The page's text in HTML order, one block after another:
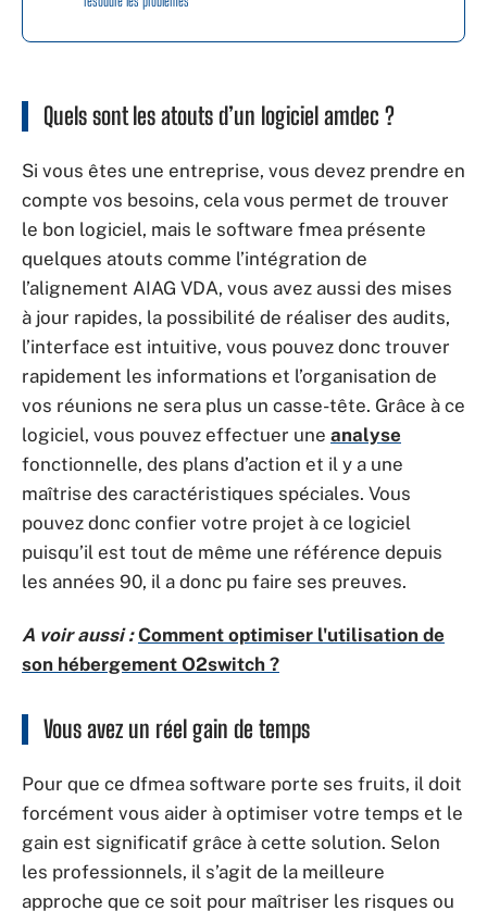
Quels sont les atouts d’un logiciel amdec ?
Si vous êtes une entreprise, vous devez prendre en
compte vos besoins, cela vous permet de trouver
le bon logiciel, mais le software fmea présente
quelques atouts comme l’intégration de
l’alignement AIAG VDA, vous avez aussi des mises
à jour rapides, la possibilité de réaliser des audits,
l’interface est intuitive, vous pouvez donc trouver
rapidement les informations et l’organisation de
vos réunions ne sera plus un casse-tête. Grâce à ce
logiciel, vous pouvez effectuer une analyse
fonctionnelle, des plans d’action et il y a une
maîtrise des caractéristiques spéciales. Vous
pouvez donc confier votre projet à ce logiciel
puisqu’il est tout de même une référence depuis
les années 90, il a donc pu faire ses preuves.
A voir aussi : Comment optimiser l'utilisation de
son hébergement O2switch ?
Vous avez un réel gain de temps
Pour que ce dfmea software porte ses fruits, il doit
forcément vous aider à optimiser votre temps et le
gain est significatif grâce à cette solution. Selon
les professionnels, il s’agit de la meilleure
approche que ce soit pour maîtriser les risques ou